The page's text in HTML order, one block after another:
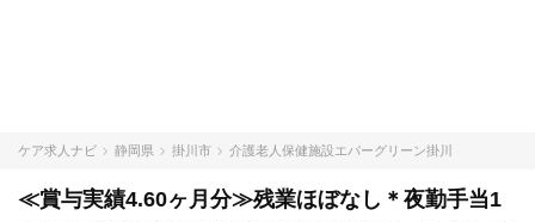
ケア求人ナビ 静岡県 掛川市 介護老人保健施設エバーグリーン掛川
≪賞与実績4.60ヶ月分≫残業ほぼなし＊夜勤手当1